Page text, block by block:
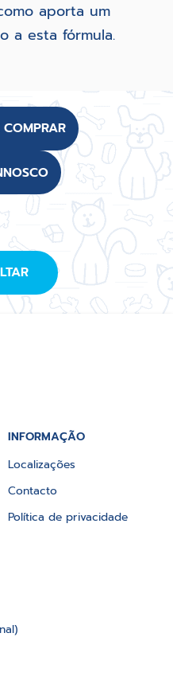
aporta um
a esta fórmula.
INFORMAÇÃO
Localizações
Contacto
Política de privacidade